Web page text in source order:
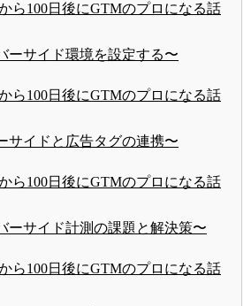
ら100日後にGTMのプロになる話
ーサイド環境を設定する〜
ら100日後にGTMのプロになる話
サイドと広告タグの連携〜
ら100日後にGTMのプロになる話
ーサイド計測の課題と解決策〜
ら100日後にGTMのプロになる話